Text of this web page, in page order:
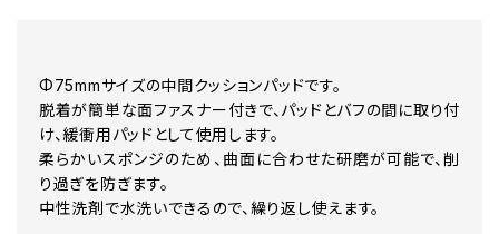
Φ75mmサイズの中間クッションパッドです。
脱着が簡単な面ファスナー付きで、パッドとバフの間に取り付
け、緩衝用パッドとして使用します。
柔らかいスポンジのため、曲面に合わせた研磨が可能で、削
り過ぎを防ぎます。
中性洗剤で水洗いできるので、繰り返し使えます。